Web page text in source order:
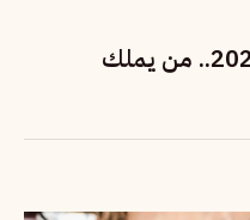
حماية البيانات الصحية في 2026.. من يملك